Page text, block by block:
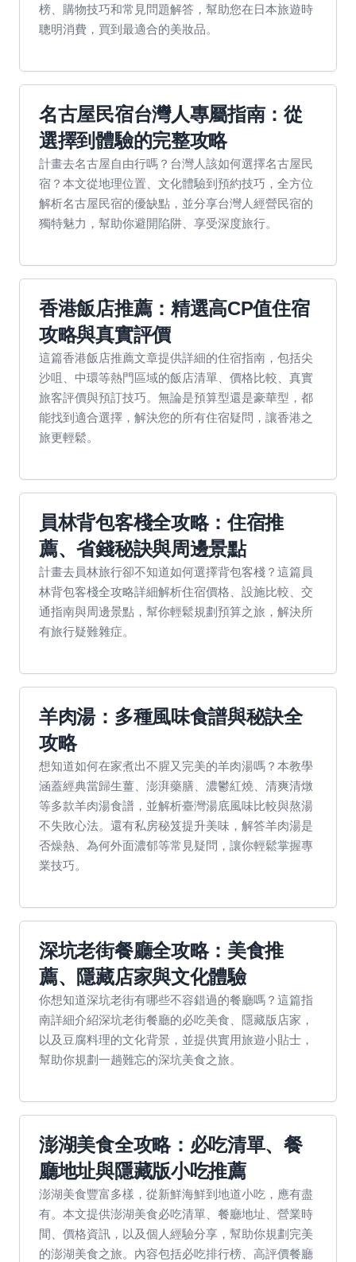
榜、購物技巧和常見問題解答，幫助您在日本旅遊時
聰明消費，買到最適合的美妝品。
名古屋民宿台灣人專屬指南：從
選擇到體驗的完整攻略
計畫去名古屋自由行嗎？台灣人該如何選擇名古屋民
宿？本文從地理位置、文化體驗到預約技巧，全方位
解析名古屋民宿的優缺點，並分享台灣人經營民宿的
獨特魅力，幫助你避開陷阱、享受深度旅行。
香港飯店推薦：精選高CP值住宿
攻略與真實評價
這篇香港飯店推薦文章提供詳細的住宿指南，包括尖
沙咀、中環等熱門區域的飯店清單、價格比較、真實
旅客評價與預訂技巧。無論是預算型還是豪華型，都
能找到適合選擇，解決您的所有住宿疑問，讓香港之
旅更輕鬆。
員林背包客棧全攻略：住宿推
薦、省錢秘訣與周邊景點
計畫去員林旅行卻不知道如何選擇背包客棧？這篇員
林背包客棧全攻略詳細解析住宿價格、設施比較、交
通指南與周邊景點，幫你輕鬆規劃預算之旅，解決所
有旅行疑難雜症。
羊肉湯：多種風味食譜與秘訣全
攻略
想知道如何在家煮出不腥又完美的羊肉湯嗎？本教學
涵蓋經典當歸生薑、澎湃藥膳、濃鬱紅燒、清爽清燉
等多款羊肉湯食譜，並解析臺灣湯底風味比較與熬湯
不失敗心法。還有私房秘笈提升美味，解答羊肉湯是
否燥熱、為何外面濃郁等常見疑問，讓你輕鬆掌握專
業技巧。
深坑老街餐廳全攻略：美食推
薦、隱藏店家與文化體驗
你想知道深坑老街有哪些不容錯過的餐廳嗎？這篇指
南詳細介紹深坑老街餐廳的必吃美食、隱藏版店家，
以及豆腐料理的文化背景，並提供實用旅遊小貼士，
幫助你規劃一趟難忘的深坑美食之旅。
澎湖美食全攻略：必吃清單、餐
廳地址與隱藏版小吃推薦
澎湖美食豐富多樣，從新鮮海鮮到地道小吃，應有盡
有。本文提供澎湖美食必吃清單、餐廳地址、營業時
間、價格資訊，以及個人經驗分享，幫助你規劃完美
的澎湖美食之旅。內容包括必吃排行榜、高評價餐廳